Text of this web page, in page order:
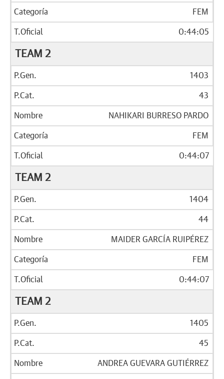
FEM
0:44:05
TEAM 2
1403
43
NAHIKARI BURRESO PARDO
FEM
0:44:07
TEAM 2
1404
44
MAIDER GARCÍA RUIPÉREZ
FEM
0:44:07
TEAM 2
1405
45
ANDREA GUEVARA GUTIÉRREZ